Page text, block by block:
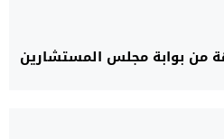
من بوابة مجلس المستشارين